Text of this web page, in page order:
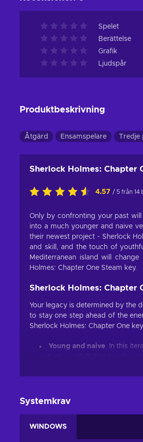
Spelet
Berättelse
Grafik
Ljudspår
Produktbeskrivning
Åtgärd Ensamspelare Tredje
Sherlock Holmes: Chapter
4.57 / 5 från 14
Only by confronting your past
into a much younger and naive
their newest project - Sherlock
and skill, and the touch of
Mediterranean island will
Holmes: Chapter One Steam key.
Sherlock Holmes: Chapter
Your legacy is determined by the
to stay one step ahead of the
Sherlock Holmes: Chapter One
Young and naive. In this
.
with style - spot their
A different Jon. He is your
Actions matter
Systemkrav
WINDOWS